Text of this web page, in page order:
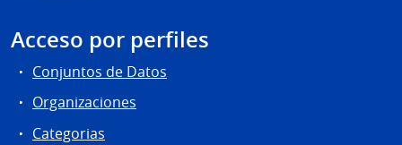
Acceso por perfiles
Conjuntos de Datos
Organizaciones
Categorias